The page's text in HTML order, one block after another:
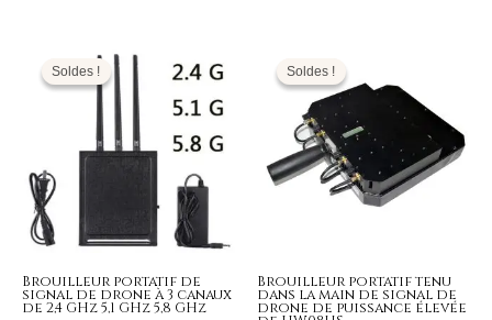
Soldes !
Soldes !
Brouilleur portatif de
signal de drone à 3 canaux
de 2,4 GHz 5,1 GHz 5,8 GHz
prix
initial
était :
1.699,00€.
prix
actuel
est :
Soldes !
Soldes !
Brouilleur portatif tenu
dans la main de signal de
drone de puissance élevée
initial
était :
5.999,00€.3.299,99€.